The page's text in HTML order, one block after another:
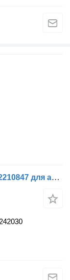
Трапеция стеклоочистителя Volvo 22210847 для автобуса Volvo B5LH, B0E (2008-)